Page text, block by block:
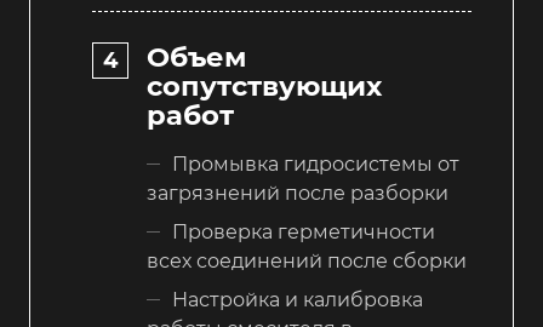
Объем
сопутствующих
работ
Промывка гидросистемы от
загрязнений после разборки
Проверка герметичности
всех соединений после сборки
Настройка и калибровка